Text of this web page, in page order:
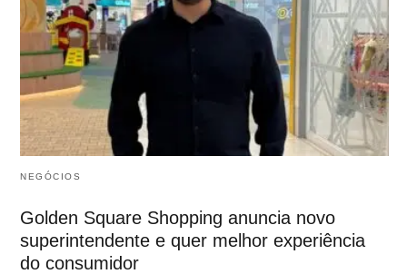
NEGÓCIOS
Golden Square Shopping anuncia novo
superintendente e quer melhor experiência
do consumidor